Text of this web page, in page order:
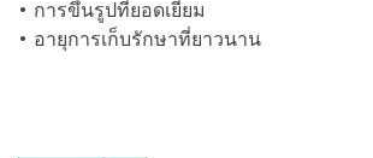
• การขึ้นรูปที่ยอดเยี่ยม
• อายุการเก็บรักษาที่ยาวนาน